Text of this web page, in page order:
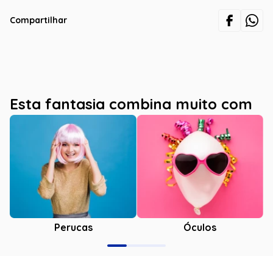
Compartilhar
Esta fantasia combina muito com
Perucas Óculos